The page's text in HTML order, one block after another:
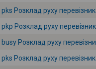
pks Розклад руху
pkp Розклад руху
busy Розклад руху
pks Розклад руху